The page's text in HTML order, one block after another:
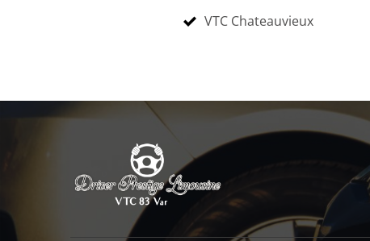
VTC Chateauvieux